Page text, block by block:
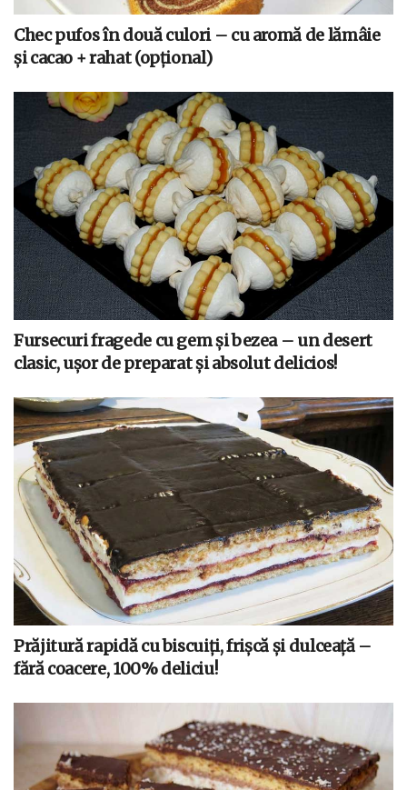
Chec pufos în două culori – cu aromă de lămâie
și cacao + rahat (opțional)
Fursecuri fragede cu gem și bezea – un desert
clasic, ușor de preparat și absolut delicios!
Prăjitură rapidă cu biscuiți, frișcă și dulceață –
fără coacere, 100% deliciu!